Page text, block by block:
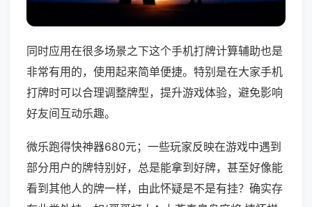
同时应用在很多场景之下这个手机打牌计算辅助也是
非常有用的，使用起来简单便捷。特别是在大家手机
打牌时可以合理调整牌型，提升游戏体验，避免影响
好友间互动乐趣。
微乐跑得快神器680元；一些玩家反映在游戏中遇到
部分用户的牌特别好，总是能拿到好牌，甚至好像能
看到其他人的牌一样，由此怀疑是不是有挂？确实存